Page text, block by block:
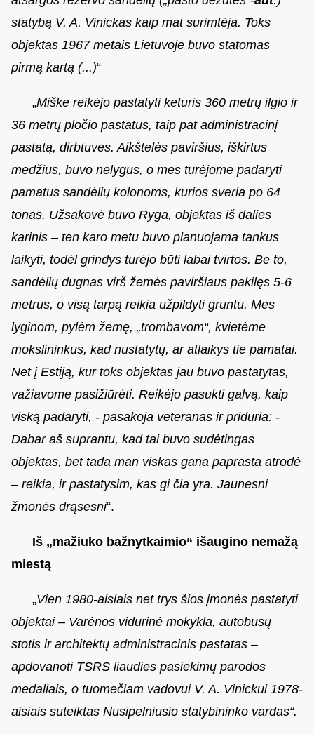
statybą V. A. Vinickas kaip mat surimtėja. Toks
objektas 1967 metais Lietuvoje buvo statomas
pirmą kartą (...)“
„Miške reikėjo pastatyti keturis 360 metrų ilgio ir
36 metrų pločio pastatus, taip pat administracinį
pastatą, dirbtuves. Aikštelės paviršius, iškirtus
medžius, buvo nelygus, o mes turėjome padaryti
pamatus sandėlių kolonoms, kurios sveria po 64
tonas. Užsakovė buvo Ryga, objektas iš dalies
karinis – ten karo metu buvo planuojama tankus
laikyti, todėl grindys turėjo būti labai tvirtos. Be to,
sandėlių dugnas virš žemės paviršiaus pakilęs 5-6
metrus, o visą tarpą reikia užpildyti gruntu. Mes
lyginom, pylėm žemę, „trombavom“, kvietėme
mokslininkus, kad nustatytų, ar atlaikys tie pamatai.
Net į Estiją, kur toks objektas jau buvo pastatytas,
važiavome pasižiūrėti. Reikėjo pasukti galvą, kaip
viską padaryti, - pasakoja veteranas ir priduria: -
Dabar aš suprantu, kad tai buvo sudėtingas
objektas, bet tada man viskas gana paprasta atrodė
– reikia, ir pastatysim, kas gi čia yra. Jaunesni
žmonės drąsesni“.
Iš „mažiuko bažnytkaimio“ išaugino nemažą
miestą
„Vien 1980-aisiais net trys šios įmonės pastatyti
objektai – Varėnos vidurinė mokykla, autobusų
stotis ir architektų administracinis pastatas –
apdovanoti TSRS liaudies pasiekimų parodos
medaliais, o tuomečiam vadovui V. A. Vinickui 1978-
aisiais suteiktas Nusipelniusio statybininko vardas“.